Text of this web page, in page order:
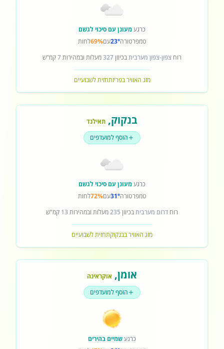
כרגעמעונן עם סיכוי לגשם
טמפרטורה23°עם69%לחות
רוח צפון-צפון מערביתבכיוון327מעלות ובמהירות7קמ"ש
מזג האוויר בפריזתחזית לשבועיים
בנקוק, תאילנד
הוסף למועדפים
כרגעמעונן עם סיכוי לגשם
טמפרטורה31°עם72%לחות
רוח דרום מערביתבכיוון 235מעלות ובמהירות 13 קמ"ש
מזג האוויר בבנקוקתחזית לשבועיים
אומן, אוקראינה
הוסף למועדפים
כרגעשמיים בהירים